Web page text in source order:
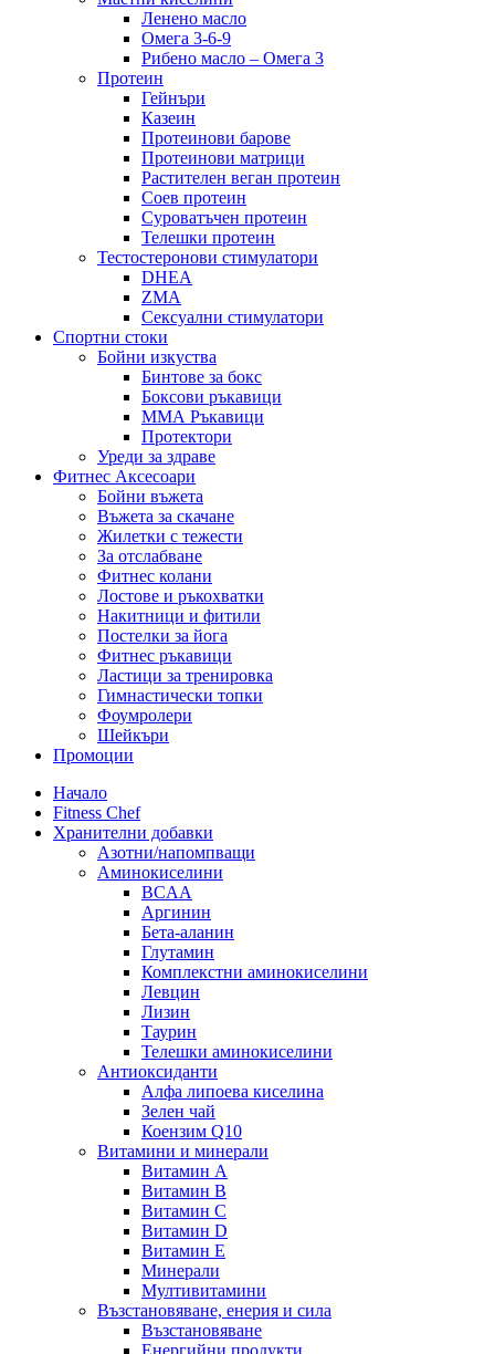
Ленено масло
Омега 3-6-9
Рибено масло – Омега 3
Протеин
Гейнъри
Казеин
Протеинови барове
Протеинови матрици
Растителен веган протеин
Соев протеин
Суроватъчен протеин
Телешки протеин
Тестостеронови стимулатори
DHEA
ZMA
Сексуални стимулатори
Спортни стоки
Бойни изкуства
Бинтове за бокс
Боксови ръкавици
ММА Ръкавици
Протектори
Уреди за здраве
Фитнес Аксесоари
Бойни въжета
Въжета за скачане
Жилетки с тежести
За отслабване
Фитнес колани
Лостове и ръкохватки
Накитници и фитили
Постелки за йога
Фитнес ръкавици
Ластици за тренировка
Гимнастически топки
Фоумролери
Шейкъри
Промоции
Начало
Fitness Chef
Хранителни добавки
Азотни/напомпващи
Аминокиселини
BCAA
Аргинин
Бета-аланин
Глутамин
Комплекстни аминокиселини
Левцин
Лизин
Таурин
Телешки аминокиселини
Антиоксиданти
Алфа липоева киселина
Зелен чай
Коензим Q10
Витамини и минерали
Витамин А
Витамин B
Витамин C
Витамин D
Витамин E
Минерали
Мултивитамини
Възстановяване, енерия и сила
Възстановяване
Енергийни продукти